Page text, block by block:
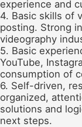
experience and
4. Basic skills of
posting. Strong
videography
5. Basic
YouTube,
consumption of
6. Self-driven,
organized,
solutions and
next steps.